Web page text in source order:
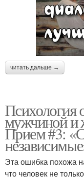
читать дальше →
мужчиной и
Прием #3:
Эта ошибка похожа
что человек не